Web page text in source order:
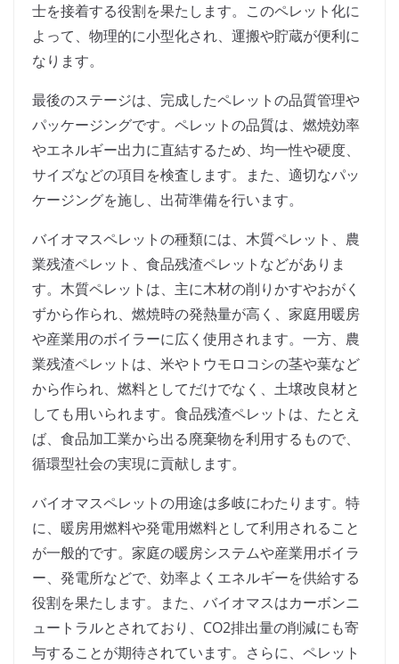
士を接着する役割を果たします。このペレット化に
よって、物理的に小型化され、運搬や貯蔵が便利に
なります。
最後のステージは、完成したペレットの品質管理や
パッケージングです。ペレットの品質は、燃焼効率
やエネルギー出力に直結するため、均一性や硬度、
サイズなどの項目を検査します。また、適切なパッ
ケージングを施し、出荷準備を行います。
バイオマスペレットの種類には、木質ペレット、農
業残渣ペレット、食品残渣ペレットなどがありま
す。木質ペレットは、主に木材の削りかすやおがく
ずから作られ、燃焼時の発熱量が高く、家庭用暖房
や産業用のボイラーに広く使用されます。一方、農
業残渣ペレットは、米やトウモロコシの茎や葉など
から作られ、燃料としてだけでなく、土壌改良材と
しても用いられます。食品残渣ペレットは、たとえ
ば、食品加工業から出る廃棄物を利用するもので、
循環型社会の実現に貢献します。
バイオマスペレットの用途は多岐にわたります。特
に、暖房用燃料や発電用燃料として利用されること
が一般的です。家庭の暖房システムや産業用ボイラ
ー、発電所などで、効率よくエネルギーを供給する
役割を果たします。また、バイオマスはカーボンニ
ュートラルとされており、CO2排出量の削減にも寄
与することが期待されています。さらに、ペレット